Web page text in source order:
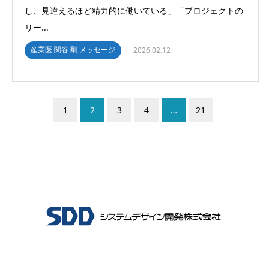
し、見違えるほど精力的に働いている」「プロジェクトの
リー...
産業医 関谷 剛 メッセージ 2026.02.12
1 2 3 4 … 21